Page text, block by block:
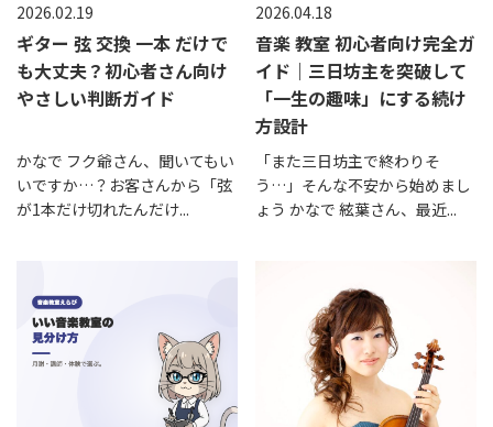
2026.02.19
ギター 弦 交換 一本 だけで
も大丈夫？初心者さん向け
やさしい判断ガイド
かなで フク爺さん、聞いてもい
いですか…？お客さんから「弦
が1本だけ切れたんだけ...
2026.04.18
音楽 教室 初心者向け完全ガ
イド｜三日坊主を突破して
「一生の趣味」にする続け
方設計
「また三日坊主で終わりそ
う…」そんな不安から始めまし
ょう かなで 絃葉さん、最近...